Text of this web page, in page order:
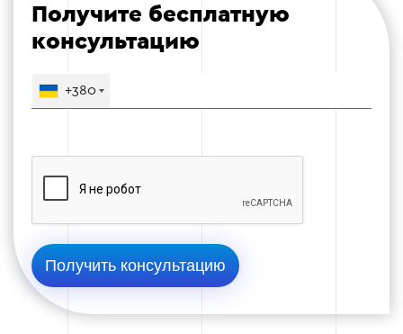
Этап 3
Мы запускаем SMM-рекламу по чёткой
структуре, обеспечивая полную прозрачность
расходов, где вы видите каждую гривну в
Используем стратегию: тестовая кампания
Получите бесплатную
консультацию
+380